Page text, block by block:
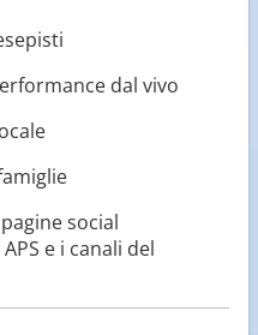
dal vivo
social
e i canali del